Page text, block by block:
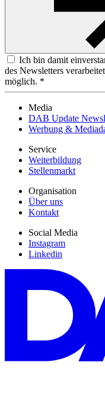
Ich bin damit
des Newsletters
möglich. *
Media
DAB Update
Werbung &
Service
Weiterbildung
Stellenmarkt
Organisation
Über uns
Kontakt
Social Media
Instagram
Linkedin